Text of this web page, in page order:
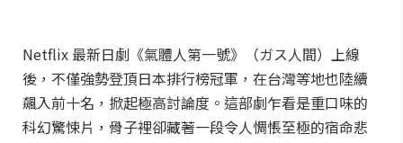
Netflix 最新日劇《氣體人第一號》（ガス人間）上線
後，不僅強勢登頂日本排行榜冠軍，在台灣等地也陸續
飆入前十名，掀起極高討論度。這部劇乍看是重口味的
科幻驚悚片，骨子裡卻藏著一段令人惆悵至極的宿命悲